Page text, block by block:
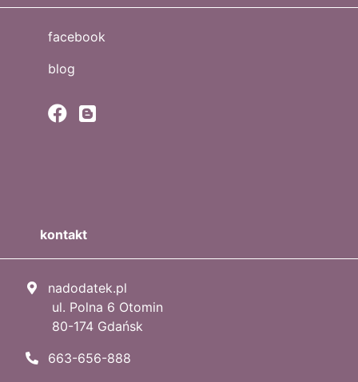
facebook
blog
kontakt
nadodatek.pl
ul. Polna 6 Otomin
80-174 Gdańsk
663-656-888